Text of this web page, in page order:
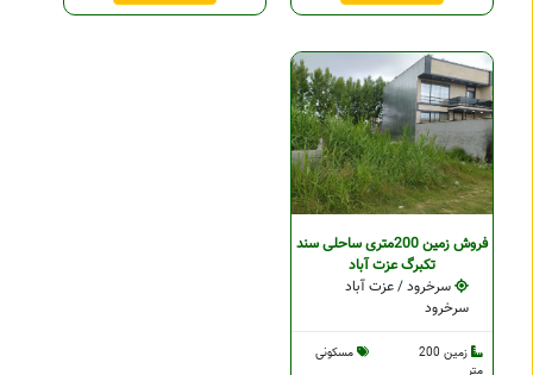
فروش زمین 200متری ساحلی سند
تکبرگ عزت آباد
سرخرود / عزت آباد
سرخرود
زمین 200
متر
مسکونی